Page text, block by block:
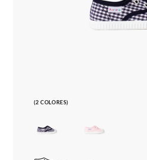
(2 COLORES)